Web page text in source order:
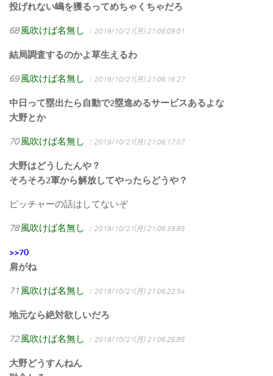
投げれない嶋を獲るってめちゃくちゃだろ
68 風吹けば名無し ：2019/10/21(月) 21:06:09.01
結局調査するのかよ草生えるわ
69 風吹けば名無し ：2019/10/21(月) 21:06:16.27
中日って塁出たら自動で2塁進めるサービスあるよな
大野とか
70 風吹けば名無し ：2019/10/21(月) 21:06:17.07
大野はどうしたんや？
そろそろ2軍から解放してやったらどうや？
ピッチャーの話はしてないぞ
78 風吹けば名無し ：2019/10/21(月) 21:06:39.85
>>70
肩がね
71 風吹けば名無し ：2019/10/21(月) 21:06:22.54
地元なら絶対欲しいだろ
72 風吹けば名無し ：2019/10/21(月) 21:06:26.85
大野どうすんねん